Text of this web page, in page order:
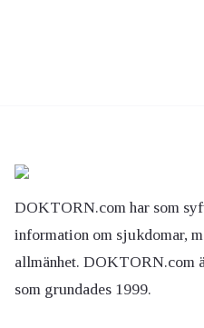
DOKTORN.com har som
information om sjukdomar,
allmänhet. DOKTORN.com
som grundades 1999.